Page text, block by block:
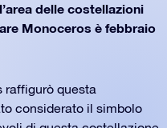
delle costellazioni
Monoceros è febbraio
raffigurò questa
considerato il simbolo